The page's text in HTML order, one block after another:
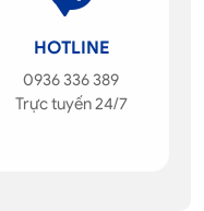
HOTLINE
0936 336 389
Trực tuyến 24/7